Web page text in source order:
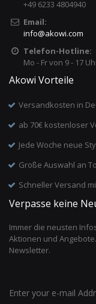
+49 6233 4804940
Email:
info@akowi.com
Telefon-Hotline:
Mo - Fr von 9 - 17
Akowi Vorteile
Versandkosten in
ab 70€ kostenloser
Jede Woche neue
Große Auswahl an
Schneller Versand
Verpasse keine
Immer die neusten
Aktionen und
Newsletter.
Enter your e-mail